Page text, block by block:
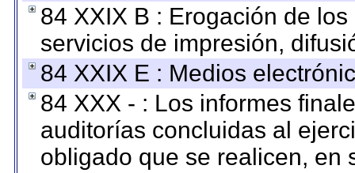
84 XXIX B : Erogación de
servicios de impresión,
84 XXIX E : Medios
84 XXX - : Los informes
auditorías concluidas al
obligado que se realicen, en